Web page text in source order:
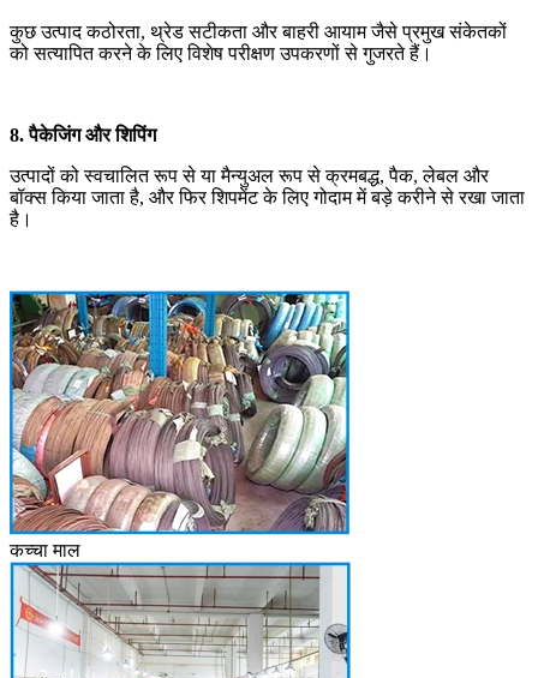
कुछ उत्पाद कठोरता, थ्रेड सटीकता और बाहरी आयाम जैसे प्रमुख संकेतकों
को सत्यापित करने के लिए विशेष परीक्षण उपकरणों से गुजरते हैं।
8. पैकेजिंग और शिपिंग
उत्पादों को स्वचालित रूप से या मैन्युअल रूप से क्रमबद्ध, पैक, लेबल और
बॉक्स किया जाता है, और फिर शिपमेंट के लिए गोदाम में बड़े करीने से रखा जाता
है।
कच्चा माल